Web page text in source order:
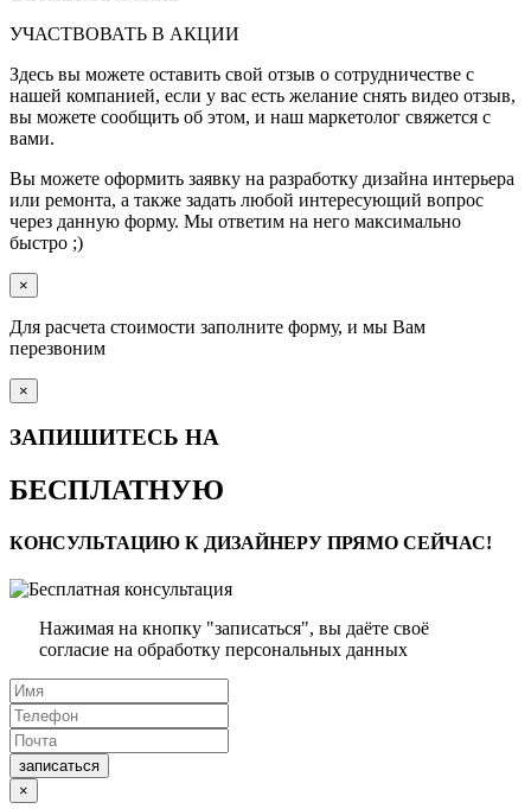
УЧАСТВОВАТЬ В АКЦИИ
Здесь вы можете оставить свой отзыв о сотрудничестве с
нашей компанией, если у вас есть желание снять видео отзыв,
вы можете сообщить об этом, и наш маркетолог свяжется с
вами.
Вы можете оформить заявку на разработку дизайна интерьера
или ремонта, а также задать любой интересующий вопрос
через данную форму. Мы ответим на него максимально
быстро ;)
×
Для расчета стоимости заполните форму, и мы Вам
перезвоним
×
ЗАПИШИТЕСЬ НА
БЕСПЛАТНУЮ
КОНСУЛЬТАЦИЮ К ДИЗАЙНЕРУ ПРЯМО СЕЙЧАС!
Нажимая на кнопку "записаться", вы даёте своё
согласие на обработку персональных данных
записаться
×